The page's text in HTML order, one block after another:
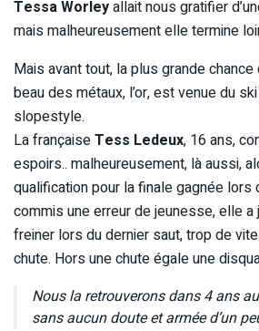
Tessa Worleyallait nous gratifier
mais malheureusement elle termine
Mais avant tout, la plus grande
beau des métaux, l’or, est venue du
slopestyle.
La françaiseTess Ledeux, 16 ans,
espoirs.. malheureusement, là aussi,
qualification pour la finale gagnée lors
commis une erreur de jeunesse, elle
freiner lors du dernier saut, trop de
chute. Hors une chute égale une
Nous la retrouverons dans 4 ans
sans aucun doute et armée d’un